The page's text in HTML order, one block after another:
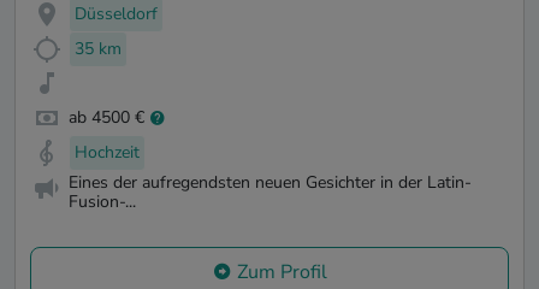
Düsseldorf
35 km
ab 4500 €
Hochzeit
Eines der aufregendsten neuen Gesichter in der Latin-
Fusion-...
Zum Profil